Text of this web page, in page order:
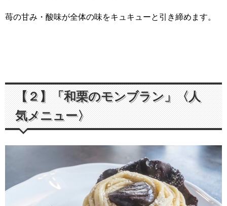
苺の甘み・酸味が全体の味をキュキューと引き締めます。
【２】「和栗のモンブラン」〈人
気メニュー〉